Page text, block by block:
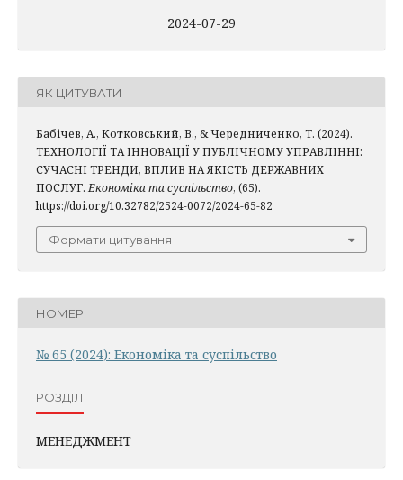
2024-07-29
ЯК ЦИТУВАТИ
Бабічев, А., Котковський, В., & Чередниченко, Т. (2024).
ТЕХНОЛОГІЇ ТА ІННОВАЦІЇ У ПУБЛІЧНОМУ УПРАВЛІННІ:
СУЧАСНІ ТРЕНДИ, ВПЛИВ НА ЯКІСТЬ ДЕРЖАВНИХ
ПОСЛУГ. Економіка та суспільство, (65).
https://doi.org/10.32782/2524-0072/2024-65-82
Формати цитування
НОМЕР
№ 65 (2024): Економіка та суспільство
РОЗДІЛ
МЕНЕДЖМЕНТ